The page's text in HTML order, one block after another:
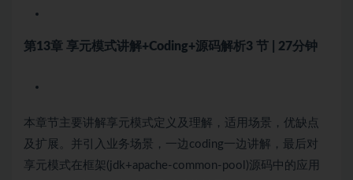
第13章 享元模式讲解+Coding+源码解析3 节 | 27分钟
本章节主要讲解享元模式定义及理解，适用场景，优缺点
及扩展。并引入业务场景，一边coding一边讲解，最后对
享元模式在框架(jdk+apache-common-pool)源码中的应用